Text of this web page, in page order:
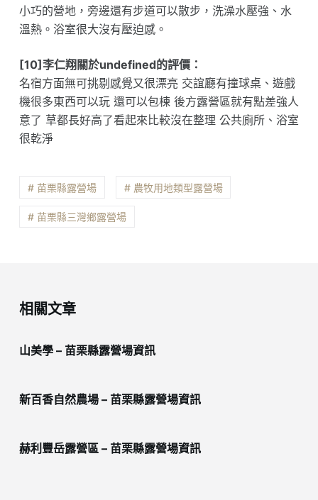
小巧的營地，旁邊還有步道可以散步，洗澡水壓強、水
溫熱。浴室很大沒有壓迫感。
[10]李仁翔關於undefined的評價：
名宿方面無可挑剔感覺又很漂亮 交誼廳有撞球桌、遊戲
機很多東西可以玩 還可以包棟 後方露營區就有點差強人
意了 草都長好高了看起來比較沒在整理 公共廁所、浴室
很乾淨
# 苗栗縣露營場 # 農牧用地類型露營場
# 苗栗縣三灣鄉露營場
相關文章
山美學 – 苗栗縣露營場資訊
新百香自然農場 – 苗栗縣露營場資訊
赫利豐岳露營區 – 苗栗縣露營場資訊